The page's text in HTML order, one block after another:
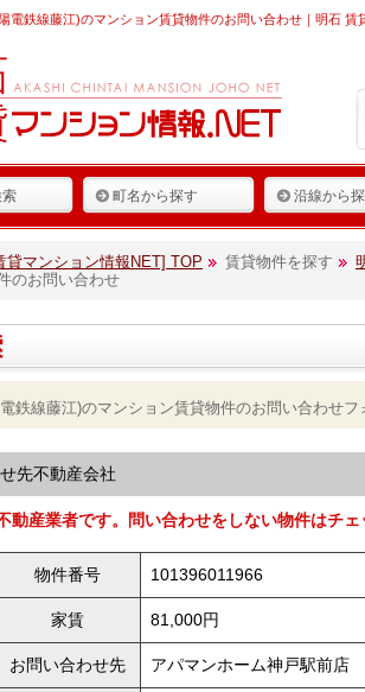
電鉄線藤江)のマンション賃貸物件のお問い合わせ｜明石
索 町名から探す 沿線から
貸マンション情報NET] TOP 賃貸物件を探す
のお問い合わせ
鉄線藤江)のマンション賃貸物件のお問い合わせフ
先不動産会社
動産業者です。問い合わせをしない物件はチ
物件番号 101396011966
家賃 81,000円
お問い合わせ先 アパマンホーム神戸駅前店